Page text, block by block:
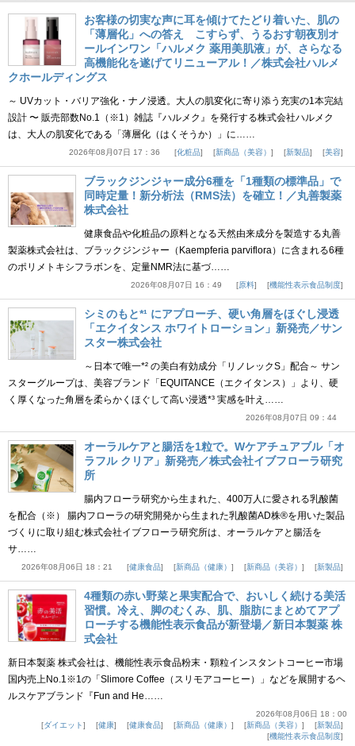
お客様の切実な声に耳を傾けてたどり着いた、肌の
「薄層化」への答え こすらず、うるおす朝夜別オ
ールインワン「ハルメク 薬用美肌液」が、さらなる
高機能化を遂げてリニューアル！／株式会社ハルメ
クホールディングス
～ UVカット・バリア強化・ナノ浸透。大人の肌変化に寄り添う充実の1本完結
設計 〜 販売部数No.1（※1）雑誌『ハルメク』を発行する株式会社ハルメク
は、大人の肌変化である「薄層化（はくそうか）」に……
2026年08月07日 17：36 化粧品 新商品（美容） 新製品 美容
ブラックジンジャー成分6種を「1種類の標準品」で
同時定量！新分析法（RMS法）を確立！／丸善製薬
株式会社
健康食品や化粧品の原料となる天然由来成分を製造する丸善
製薬株式会社は、ブラックジンジャー（Kaempferia parviflora）に含まれる6種
のポリメトキシフラボンを、定量NMR法に基づ……
2026年08月07日 16：49 原料 機能性表示食品制度
シミのもと*¹ にアプローチ、硬い角層をほぐし浸透
「エクイタンス ホワイトローション」新発売／サン
スター株式会社
～日本で唯一*² の美白有効成分「リノレックS」配合～ サン
スターグループは、美容ブランド「EQUITANCE（エクイタンス）」より、硬
く厚くなった角層を柔らかくほぐして高い浸透*³ 実感を叶え……
2026年08月07日 09：44
オーラルケアと腸活を1粒で。Wケアチュアブル「オ
ラフル クリア」新発売／株式会社イブフローラ研究
所
腸内フローラ研究から生まれた、400万人に愛される乳酸菌
を配合（※） 腸内フローラの研究開発から生まれた乳酸菌AD株®を用いた製品
づくりに取り組む株式会社イブフローラ研究所は、オーラルケアと腸活を
サ……
2026年08月06日 18：21 健康食品 新商品（健康） 新商品（美容） 新製品
4種類の赤い野菜と果実配合で、おいしく続ける美活
習慣。冷え、脚のむくみ、肌、脂肪にまとめてアプ
ローチする機能性表示食品が新登場／新日本製薬 株
式会社
新日本製薬 株式会社は、機能性表示食品粉末・顆粒インスタントコーヒー市場
国内売上No.1※1の「Slimore Coffee（スリモアコーヒー）」などを展開するヘ
ルスケアブランド『Fun and He……
2026年08月06日 18：00
ダイエット
健康 健康食品 新商品（健康） 新商品（美容）
新製品
機能性表示食品制度